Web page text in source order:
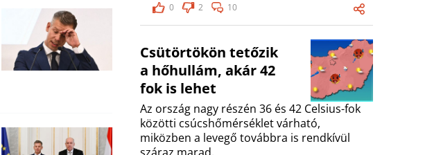
0
2 10
Csütörtökön tetőzik
a hőhullám, akár 42
fok is lehet
Az ország nagy részén 36 és 42 Celsius-fok
közötti csúcshőmérséklet várható,
miközben a levegő továbbra is rendkívül